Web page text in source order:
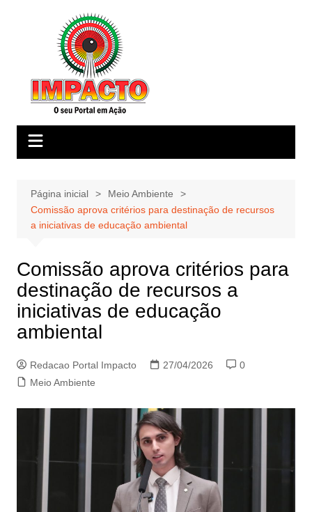
Página inicial
Meio Ambiente
Comissão aprova critérios para destinação de recursos
a iniciativas de educação ambiental
Comissão aprova critérios para
destinação de recursos a
iniciativas de educação
ambiental
Redacao Portal Impacto 27/04/2026
0
Meio Ambiente